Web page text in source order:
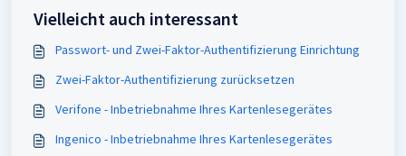
Vielleicht auch interessant
Passwort- und Zwei-Faktor-Authentifizierung Einrichtung
Zwei-Faktor-Authentifizierung zurücksetzen
Verifone - Inbetriebnahme Ihres Kartenlesegerätes
Ingenico - Inbetriebnahme Ihres Kartenlesegerätes